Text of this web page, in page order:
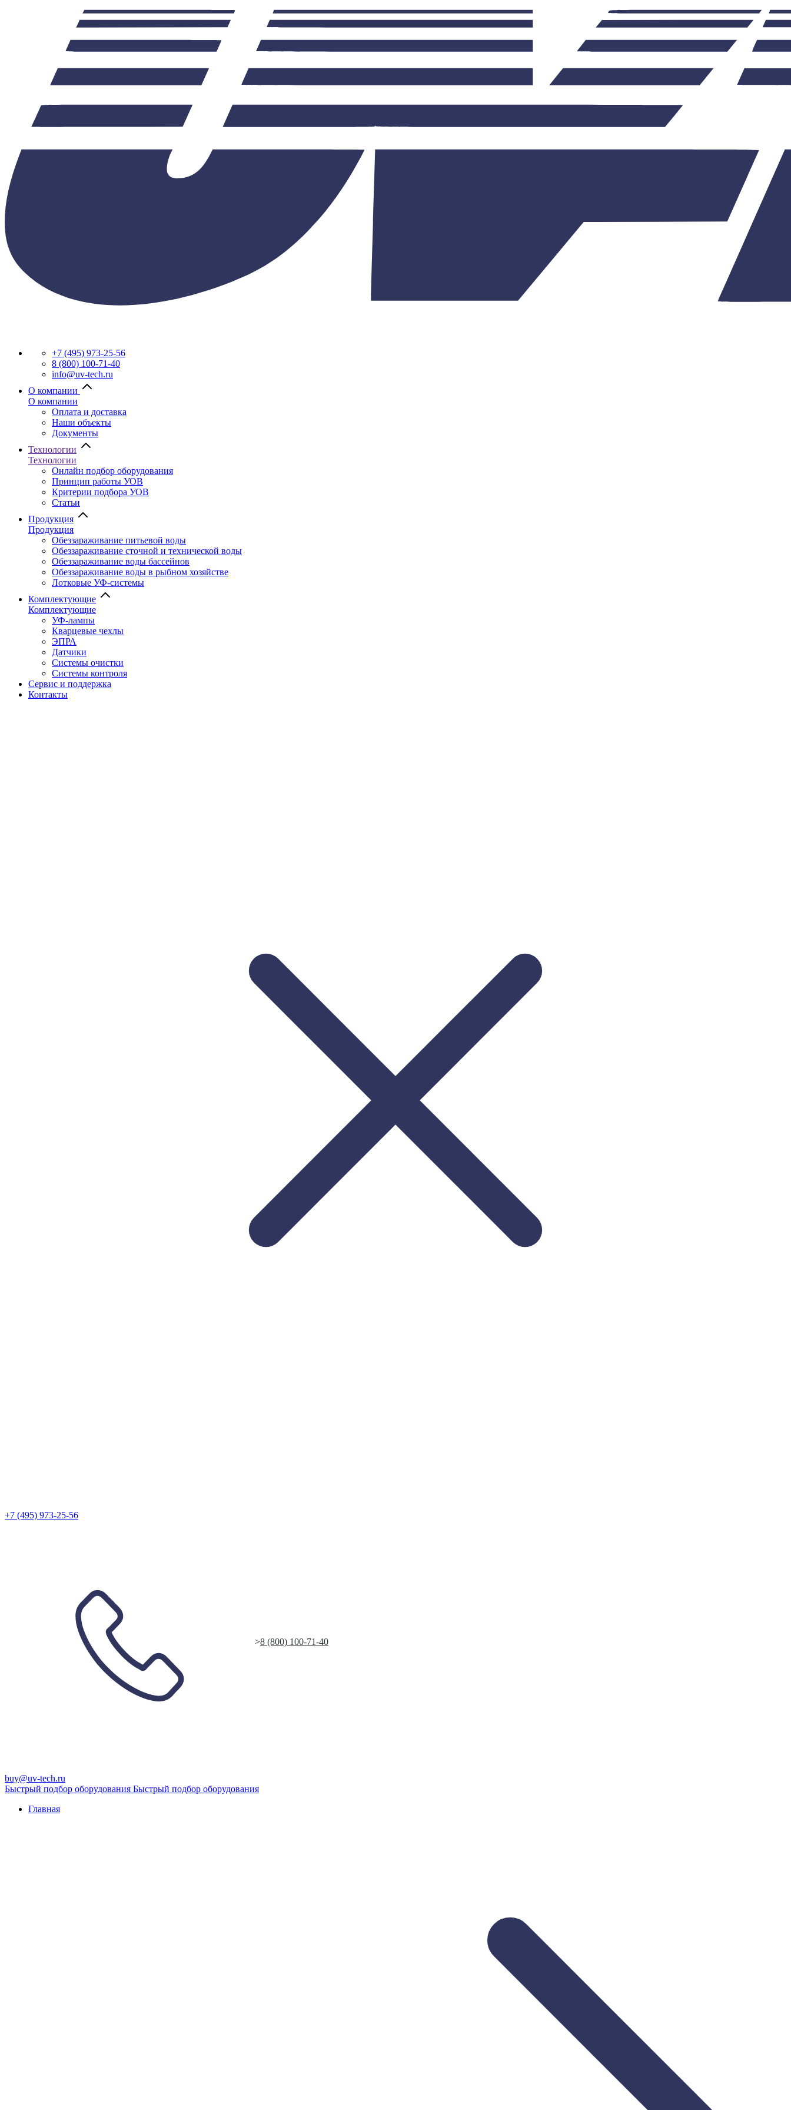
+7 (495) 973-25-56
8 (800) 100-71-40
info@uv-tech.ru
О компании
О компании
Оплата и доставка
Наши объекты
Документы
Технологии
Технологии
Онлайн подбор оборудования
Принцип работы УОВ
Критерии подбора УОВ
Статьи
Продукция
Продукция
Обеззараживание питьевой воды
Обеззараживание сточной и технической воды
Обеззараживание воды бассейнов
Обеззараживание воды в рыбном хозяйстве
Лотковые УФ-системы
Комплектующие
Комплектующие
УФ-лампы
Кварцевые чехлы
ЭПРА
Датчики
Системы очистки
Системы контроля
Сервис и поддержка
Контакты
+7 (495) 973-25-56
>8 (800) 100-71-40
buy@uv-tech.ru
Быстрый подбор оборудования Быстрый подбор оборудования
Главная